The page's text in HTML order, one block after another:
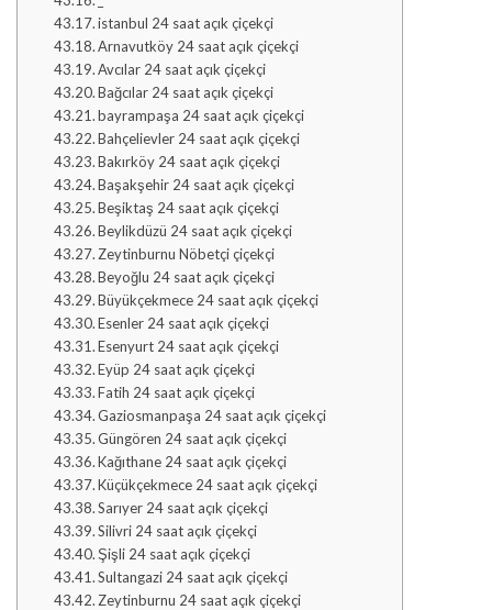
istanbul 24 saat açık çiçekçi
Arnavutköy 24 saat açık çiçekçi
Avcılar 24 saat açık çiçekçi
Bağcılar 24 saat açık çiçekçi
bayrampaşa 24 saat açık çiçekçi
Bahçelievler 24 saat açık çiçekçi
Bakırköy 24 saat açık çiçekçi
Başakşehir 24 saat açık çiçekçi
Beşiktaş 24 saat açık çiçekçi
Beylikdüzü 24 saat açık çiçekçi
Zeytinburnu Nöbetçi çiçekçi
Beyoğlu 24 saat açık çiçekçi
Büyükçekmece 24 saat açık çiçekçi
Esenler 24 saat açık çiçekçi
Esenyurt 24 saat açık çiçekçi
Eyüp 24 saat açık çiçekçi
Fatih 24 saat açık çiçekçi
Gaziosmanpaşa 24 saat açık çiçekçi
Güngören 24 saat açık çiçekçi
Kağıthane 24 saat açık çiçekçi
Küçükçekmece 24 saat açık çiçekçi
Sarıyer 24 saat açık çiçekçi
Silivri 24 saat açık çiçekçi
Şişli 24 saat açık çiçekçi
Sultangazi 24 saat açık çiçekçi
Zeytinburnu 24 saat açık çiçekçi